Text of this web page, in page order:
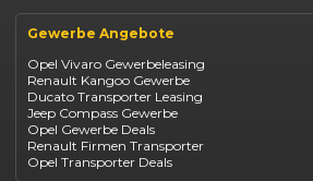
Mazda CX-30
Opel
Fiat
Jeep
Suzuki
BYD
Kia
Mazda
Citroën
Abarth
Gewerbe Angebote
Opel Vivaro Gewerbeleasing
Renault Kangoo Gewerbe
Ducato Transporter Leasing
Jeep Compass Gewerbe
Opel Gewerbe Deals
Renault Firmen Transporter
Opel Transporter Deals